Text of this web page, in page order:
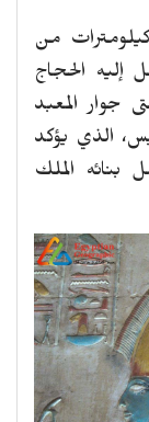
من
إليه الحجاج
جوار المعبد
الذي يؤكد
بنائه الملك